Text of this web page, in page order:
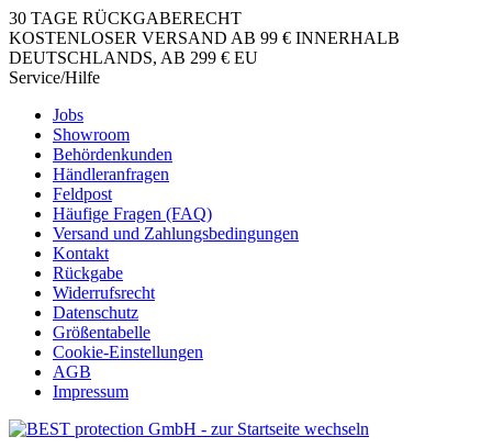
30 TAGE RÜCKGABERECHT
KOSTENLOSER VERSAND AB 99 € INNERHALB
DEUTSCHLANDS, AB 299 € EU
Service/Hilfe
Jobs
Showroom
Behördenkunden
Händleranfragen
Feldpost
Häufige Fragen (FAQ)
Versand und Zahlungsbedingungen
Kontakt
Rückgabe
Widerrufsrecht
Datenschutz
Größentabelle
Cookie-Einstellungen
AGB
Impressum